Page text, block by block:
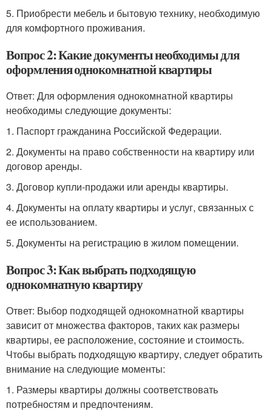
5. Приобрести мебель и бытовую технику, необходимую
для комфортного проживания.
Вопрос 2: Какие документы необходимы для
оформления однокомнатной квартиры
Ответ: Для оформления однокомнатной квартиры
необходимы следующие документы:
1. Паспорт гражданина Российской Федерации.
2. Документы на право собственности на квартиру или
договор аренды.
3. Договор купли-продажи или аренды квартиры.
4. Документы на оплату квартиры и услуг, связанных с
ее использованием.
5. Документы на регистрацию в жилом помещении.
Вопрос 3: Как выбрать подходящую
однокомнатную квартиру
Ответ: Выбор подходящей однокомнатной квартиры
зависит от множества факторов, таких как размеры
квартиры, ее расположение, состояние и стоимость.
Чтобы выбрать подходящую квартиру, следует обратить
внимание на следующие моменты:
1. Размеры квартиры должны соответствовать
потребностям и предпочтениям.